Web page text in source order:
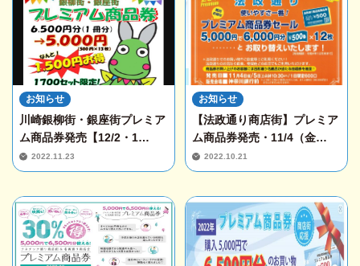
川崎銀柳街・銀座街プレミア
ム商品券発売【12/2・1…
2022.11.23
お知らせ
【法政通り商店街】プレミア
ム商品券発売・11/4（金…
2022.10.21
お知らせ